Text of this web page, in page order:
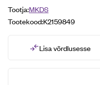
Tootja:MKDS
Tootekood:K2159849
Lisa võrdlusesse